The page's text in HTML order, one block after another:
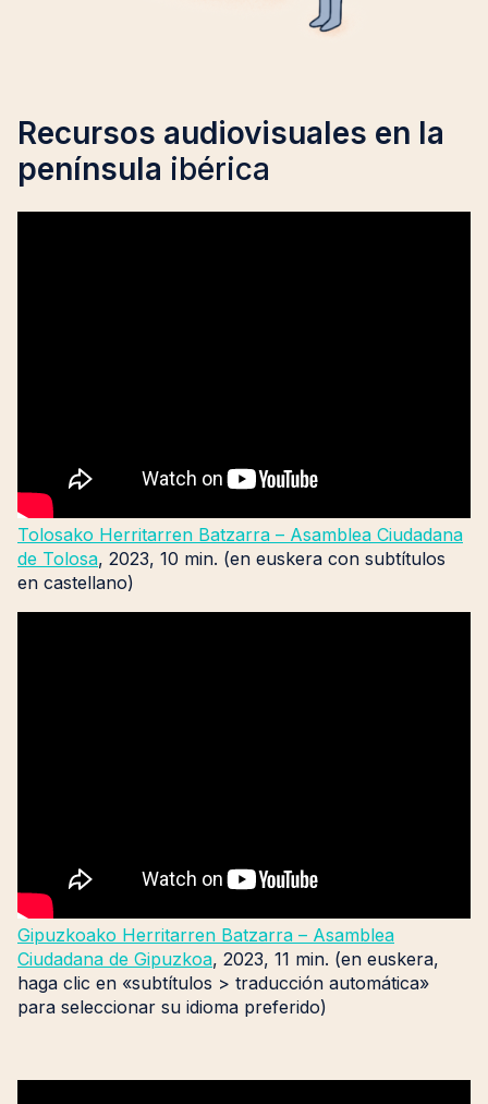
Recursos audiovisuales en la
península ibérica
Tolosako Herritarren Batzarra – Asamblea Ciudadana
de Tolosa, 2023, 10 min. (en euskera con subtítulos
en castellano)
Gipuzkoako Herritarren Batzarra – Asamblea
Ciudadana de Gipuzkoa, 2023, 11 min. (en euskera,
haga clic en «subtítulos > traducción automática»
para seleccionar su idioma preferido)